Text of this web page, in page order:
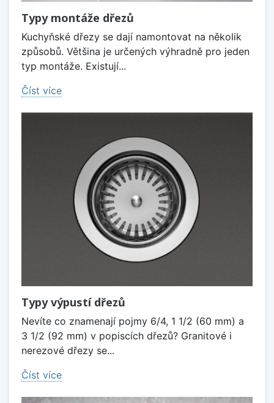
Typy montáže dřezů
Kuchyňské dřezy se dají namontovat na několik
způsobů. Většina je určených výhradně pro jeden
typ montáže. Existují...
Číst více
Typy výpustí dřezů
Nevíte co znamenají pojmy 6/4, 1 1/2 (60 mm) a
3 1/2 (92 mm) v popiscích dřezů? Granitové i
nerezové dřezy se...
Číst více